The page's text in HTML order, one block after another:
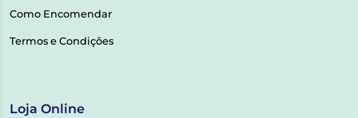
Como Encomendar
Termos e Condições
Loja Online